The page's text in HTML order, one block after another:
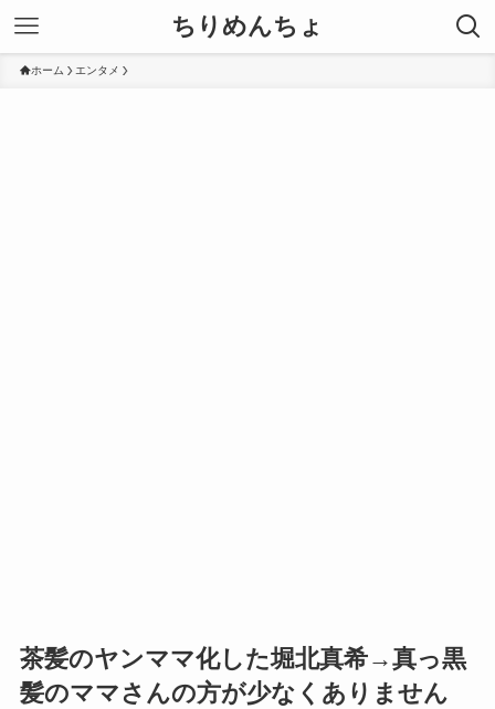
ちりめんちょ
ホーム エンタメ
茶髪のヤンママ化した堀北真希→真っ黒
髪のママさんの方が少なくありません